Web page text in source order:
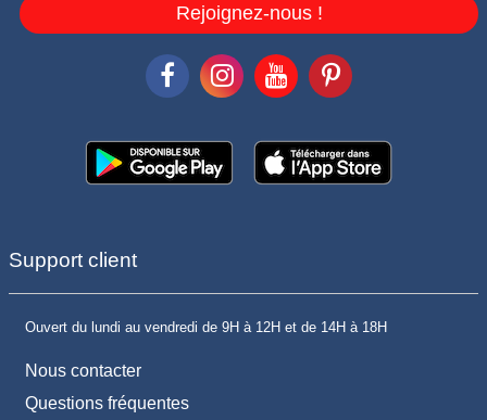
Rejoignez-nous !
Support client
Ouvert du lundi au vendredi de 9H à 12H et de 14H à 18H
Nous contacter
Questions fréquentes